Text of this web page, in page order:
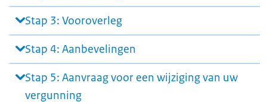
Stap 3: Vooroverleg
Stap 4: Aanbevelingen
Stap 5: Aanvraag voor een wijziging van uw
vergunning